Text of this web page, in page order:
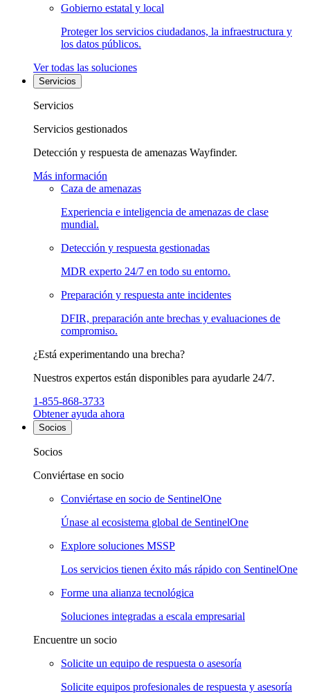
Gobierno estatal y local
Proteger los servicios ciudadanos, la infraestructura y
los datos públicos.
Ver todas las soluciones
Servicios
Servicios
Servicios gestionados
Detección y respuesta de amenazas Wayfinder.
Más información
Caza de amenazas
Experiencia e inteligencia de amenazas de clase
mundial.
Detección y respuesta gestionadas
MDR experto 24/7 en todo su entorno.
Preparación y respuesta ante incidentes
DFIR, preparación ante brechas y evaluaciones de
compromiso.
¿Está experimentando una brecha?
Nuestros expertos están disponibles para ayudarle 24/7.
1-855-868-3733
Obtener ayuda ahora
Socios
Socios
Conviértase en socio
Conviértase en socio de SentinelOne
Únase al ecosistema global de SentinelOne
Explore soluciones MSSP
Los servicios tienen éxito más rápido con SentinelOne
Forme una alianza tecnológica
Soluciones integradas a escala empresarial
Encuentre un socio
Solicite un equipo de respuesta o asesoría
Solicite equipos profesionales de respuesta y asesoría